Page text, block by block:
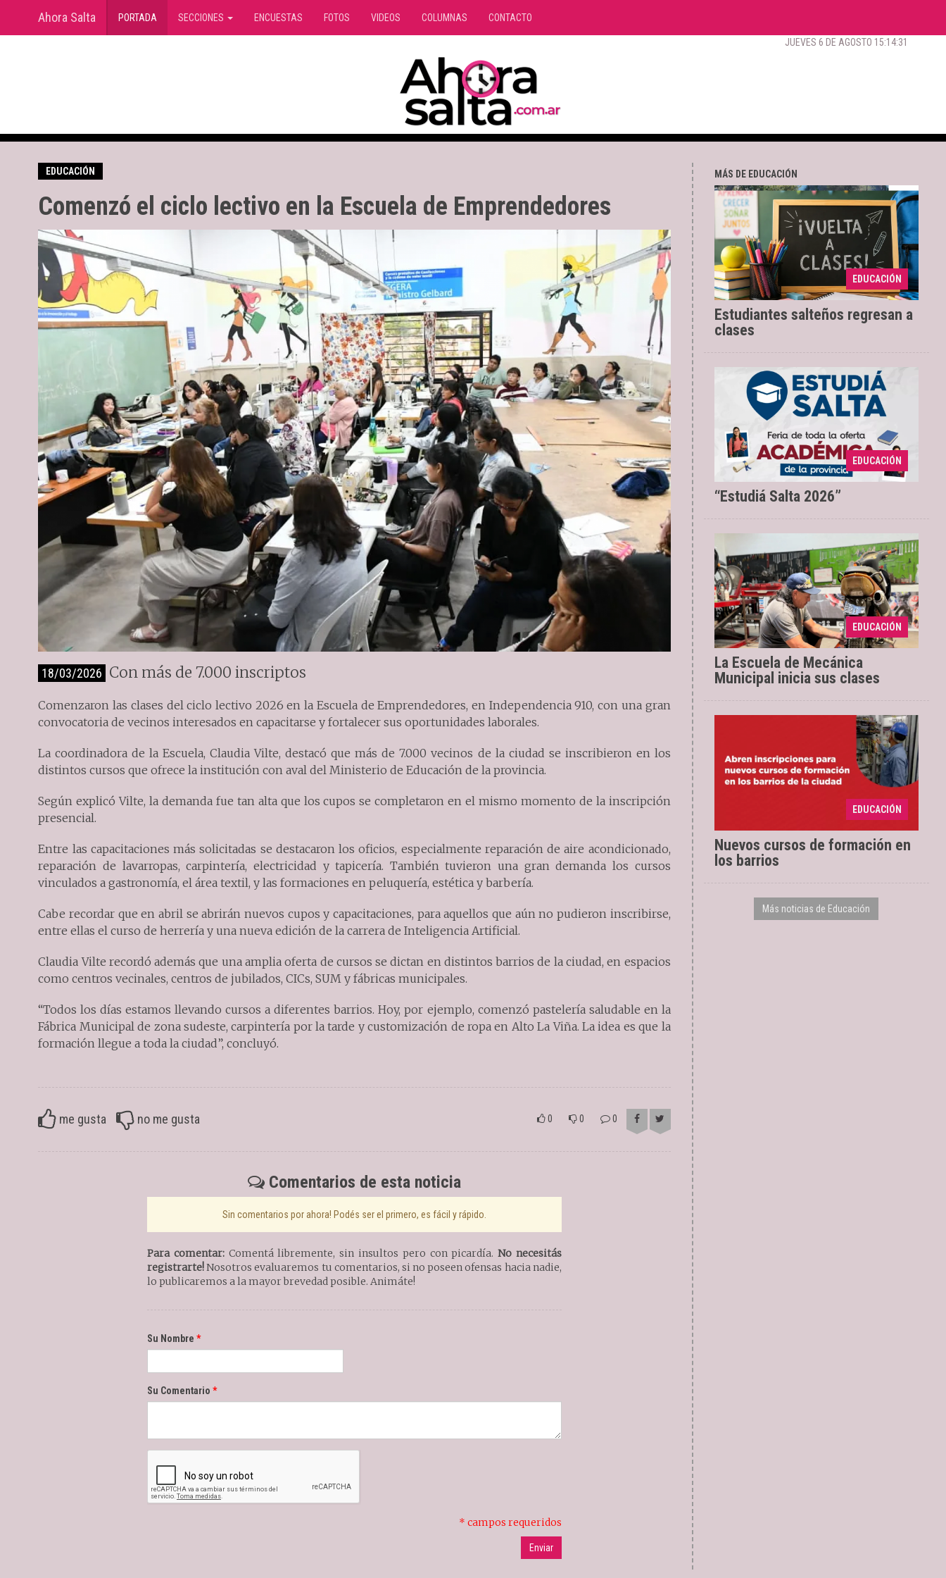
Ahora Salta PORTADA(current)SECCIONES ENCUESTAS FOTOS VIDEOS COLUMNAS CONTACTO
JUEVES 6 DE AGOSTO 15:14:32
EDUCACIÓN
Comenzó el ciclo lectivo en la Escuela de Emprendedores
18/03/2026 Con más de 7.000 inscriptos
Comenzaron las clases del ciclo lectivo 2026 en la Escuela de Emprendedores, en Independencia 910, con una gran
convocatoria de vecinos interesados en capacitarse y fortalecer sus oportunidades laborales.
La coordinadora de la Escuela, Claudia Vilte, destacó que más de 7.000 vecinos de la ciudad se inscribieron en los
distintos cursos que ofrece la institución con aval del Ministerio de Educación de la provincia.
Según explicó Vilte, la demanda fue tan alta que los cupos se completaron en el mismo momento de la inscripción
presencial.
Entre las capacitaciones más solicitadas se destacaron los oficios, especialmente reparación de aire acondicionado,
reparación de lavarropas, carpintería, electricidad y tapicería. También tuvieron una gran demanda los cursos
vinculados a gastronomía, el área textil, y las formaciones en peluquería, estética y barbería.
Cabe recordar que en abril se abrirán nuevos cupos y capacitaciones, para aquellos que aún no pudieron inscribirse,
entre ellas el curso de herrería y una nueva edición de la carrera de Inteligencia Artificial.
Claudia Vilte recordó además que una amplia oferta de cursos se dictan en distintos barrios de la ciudad, en espacios
como centros vecinales, centros de jubilados, CICs, SUM y fábricas municipales.
“Todos los días estamos llevando cursos a diferentes barrios. Hoy, por ejemplo, comenzó pastelería saludable en la
Fábrica Municipal de zona sudeste, carpintería por la tarde y customización de ropa en Alto La Viña. La idea es que la
formación llegue a toda la ciudad”, concluyó.
me gusta no me gusta 0 0 0
Comentarios de esta noticia
Sin comentarios por ahora! Podés ser el primero, es fácil y rápido.
Para comentar:Comentá libremente, sin insultos pero con picardía.No necesitás
registrarte!Nosotros evaluaremos tu comentarios, si no poseen ofensas hacia nadie,
lo publicaremos a la mayor brevedad posible. Animáte!
Su Nombre
Su Comentario
* campos requeridos
MÁS DE EDUCACIÓN
EDUCACIÓN
Estudiantes salteños regresan a
clases
27/07/2026
450 mil alumnos de
gestión pública y privada
EDUCACIÓN
“Estudiá Salta 2026”
30/06/2026 El sábado 4 de julio
EDUCACIÓN
La Escuela de Mecánica
Municipal inicia sus clases
08/06/2026 Las capacitaciones se
dictarán en distintos espacios
municipales
EDUCACIÓN
Nuevos cursos de formación en
los barrios
27/05/2026 Se dictarán cursos
Electricidad básica y Manicuría
Más noticias de Educación